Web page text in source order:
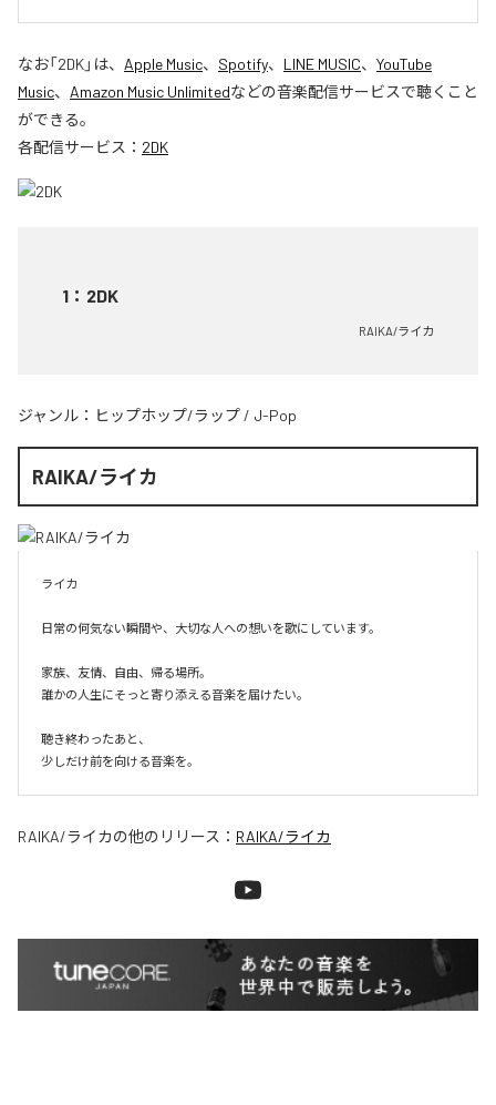
なお「2DK」は、 Apple Music、 Spotify、 LINE MUSIC、 YouTube
Music、 Amazon Music Unlimitedなどの音楽配信サービスで聴くこと
ができる。
各配信サービス： 2DK
1 ： 2DK
RAIKA/ライカ
ジャンル： ヒップホップ/ラップ / J-Pop
RAIKA/ライカ
ライカ
日常の何気ない瞬間や、大切な人への想いを歌にしています。
家族、友情、自由、帰る場所。
誰かの人生にそっと寄り添える音楽を届けたい。
聴き終わったあと、
少しだけ前を向ける音楽を。
RAIKA/ライカの他のリリース： RAIKA/ライカ